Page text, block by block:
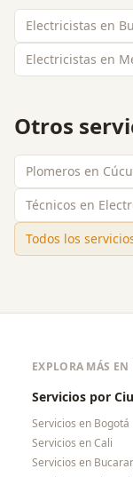
Electricistas en
Electricistas en
Otros
Plomeros en
Técnicos en
Todos los
EXPLORA MÁS
Servicios por
Servicios en Bogotá
Servicios enCali
Servicios en